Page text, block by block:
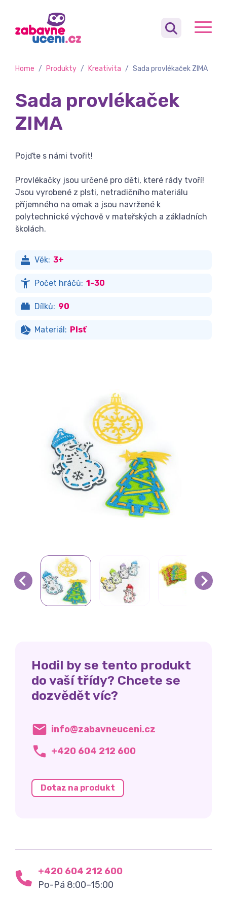
Home / Produkty / Kreativita / Sada provlékaček ZIMA
Sada provlékaček
ZIMA
Pojďte s námi tvořit!
Provlékačky jsou určené pro děti, které rády tvoří!
Jsou vyrobené z plsti, netradičního materiálu
příjemného na omak a jsou navržené k
polytechnické výchově v mateřských a základních
školách.
Věk: 3+
Počet hráčů: 1-30
Dílků: 90
Materiál: Plsť
Hodil by se tento produkt
do vaší třídy? Chcete se
dozvědět víc?
info@zabavneuceni.cz
+420 604 212 600
Dotaz na produkt
+420 604 212 600
Po-Pá 8:00–15:00